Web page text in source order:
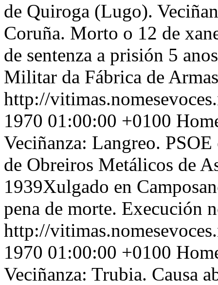
de Quiroga (Lugo).
Coruña. Morto o 12 de
de sentenza a prisión 5
Militar da Fábrica de
http://
1970 01:00:00 +0100
Veciñanza: Langreo.
de Obreiros Metálicos de
1939Xulgado en
pena de morte. Execución
http://
1970 01:00:00 +0100
Veciñanza: Trubia. Causa